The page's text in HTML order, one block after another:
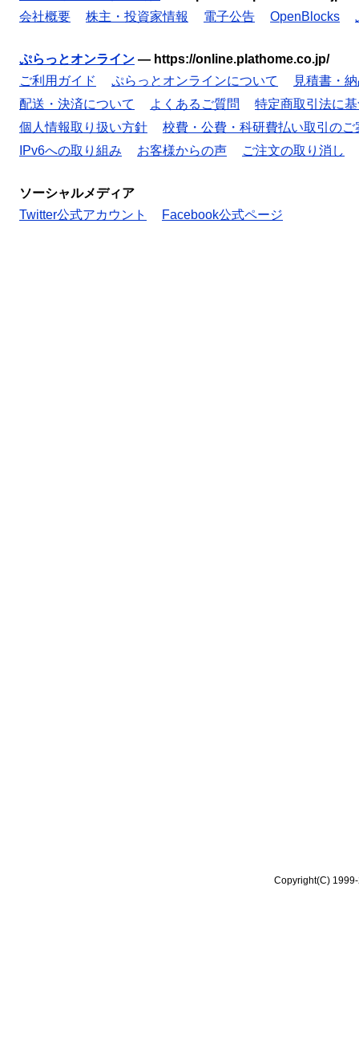
会社概要
株主・投資家情報 電子公告 OpenBlocks
ぷらっとオンライン — https://online.plathome.co.jp/
ご利用ガイド
ぷらっとオンラインについて
見積書・
配送・決済について
よくあるご質問
特定商取引法に
個人情報取り扱い方針
校費・公費・科研費払い取引のご
IPv6への取り組み
お客様からの声 ご注文の取り消し
ソーシャルメディア
Twitter公式アカウント
Facebook公式ページ
Copyright(C)